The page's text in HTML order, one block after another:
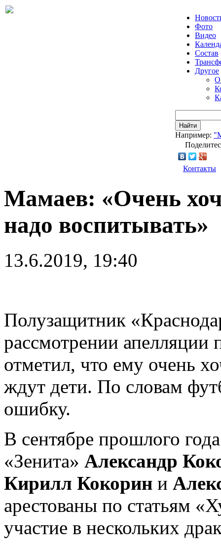
Фото
Видео
Состав
Другое
О
Найти
Например:
Контакты
Мамаев: «Очень
надо воспитывать»
13.6.2019, 19:40
Полузащитник
рассмотрении апелляции
отметил, что ему очень
ждут дети. По словам
ошибку.
В сентябре прошлого
«Зенита» Александр
Кирилл Кокорин и
арестованы по статьям
участие в нескольких